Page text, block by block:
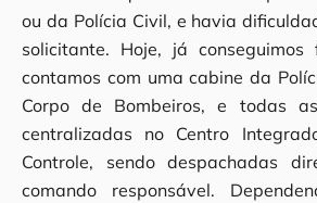
ou da Polícia Civil, e havia
solicitante. Hoje, já
contamos com uma cabine da
Corpo de Bombeiros, e todas
centralizadas no Centro
Controle, sendo despachadas
comando responsável.